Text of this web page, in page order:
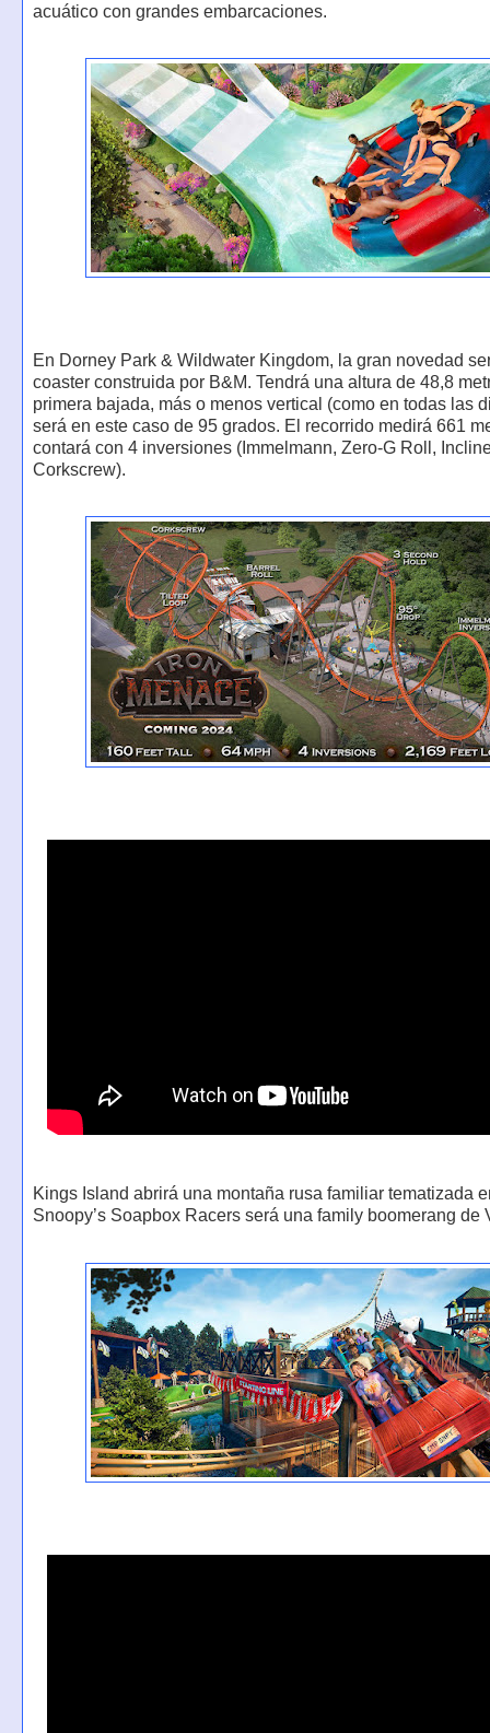
acuático con grandes embarcaciones.
En Dorney Park & Wildwater Kingdom, la gran novedad
coaster construida por B&M. Tendrá una altura de 48,8
primera bajada, más o menos vertical (como en todas las
será en este caso de 95 grados. El recorrido medirá 661
contará con 4 inversiones (Immelmann, Zero-G Roll,
Corkscrew).
Kings Island abrirá una montaña rusa familiar tematizada
Snoopy’s Soapbox Racers será una family boomerang de